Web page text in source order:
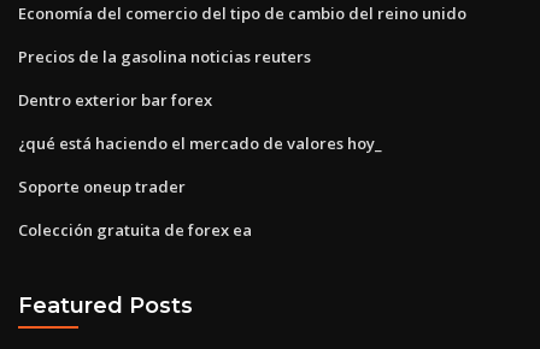
Economía del comercio del tipo de cambio del reino unido
Precios de la gasolina noticias reuters
Dentro exterior bar forex
¿qué está haciendo el mercado de valores hoy_
Soporte oneup trader
Colección gratuita de forex ea
Featured Posts